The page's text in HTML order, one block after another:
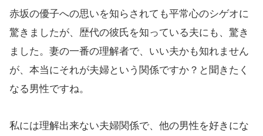
赤坂の優子への思いを知らされても平常心のシゲオに
驚きましたが、歴代の彼氏を知っている夫にも、驚き
ました。妻の一番の理解者で、いい夫かも知れません
が、本当にそれが夫婦という関係ですか？と聞きたく
なる男性ですね。
私には理解出来ない夫婦関係で、他の男性を好きにな